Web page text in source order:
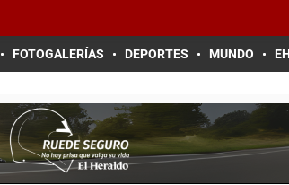
FOTOGALERÍAS DEPORTES MUNDO